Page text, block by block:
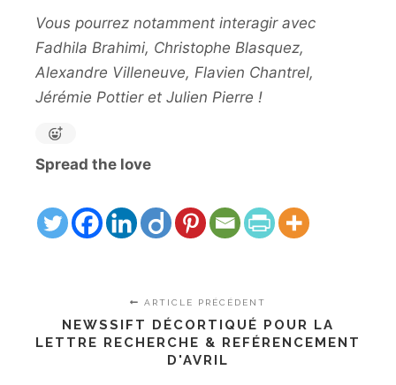
Vous pourrez notamment interagir avec
Fadhila Brahimi, Christophe Blasquez,
Alexandre Villeneuve, Flavien Chantrel,
Jérémie Pottier et Julien Pierre !
Spread the love
ARTICLE PRÉCÉDENT
NEWSSIFT DÉCORTIQUÉ POUR LA
LETTRE RECHERCHE & REFÉRENCEMENT
D'AVRIL